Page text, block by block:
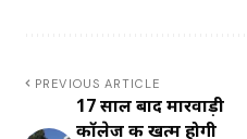
PREVIOUS ARTICLE
17 साल बाद मारवाड़ी
कॉलेज की खत्म होगी